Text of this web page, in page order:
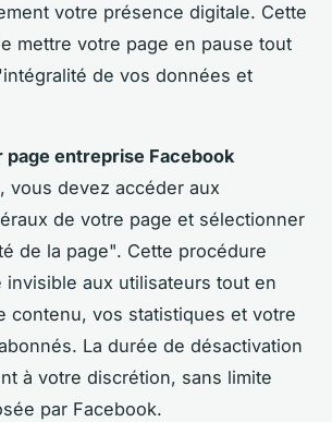
votre présence digitale. Cette
mettre votre page en pause tout
de vos données et
page entreprise Facebook
vous devez accéder aux
de votre page et sélectionner
de la page". Cette procédure
invisible aux utilisateurs tout en
contenu, vos statistiques et votre
La durée de désactivation
à votre discrétion, sans limite
par Facebook.